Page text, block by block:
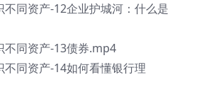
不同资产-12企业护城河：什么是
不同资产-13债券.mp4
不同资产-14如何看懂银行理